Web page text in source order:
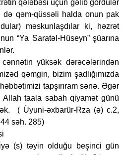
qələbəsi üçün gəlib gördülər
qəm-qüssəli halda onun pak
məskunlaşdılar ki, həzrət
“Ya Saratəl-Hüseyn” şüarına
yüksək dərəcələrindən
qəmgin, bizim şadlığımızda
tapşırıram sənə. Əgər
taala sabah qiyamət günü
( Üyuni-əxbarür-Rza (ə) c.2,
səh. 285)
(s) təyin olduğu beşinci gün